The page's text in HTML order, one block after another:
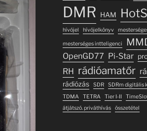
DMR HAM
hívójel hívójelkönyv
mesterséges intteligenci
OpenGD77 Pi-Star
RH rádióamatőr
rádiózás SDR SDRm digitális
TDMA TETRA Tier I-II
átjátszó. priváthívás összetétel